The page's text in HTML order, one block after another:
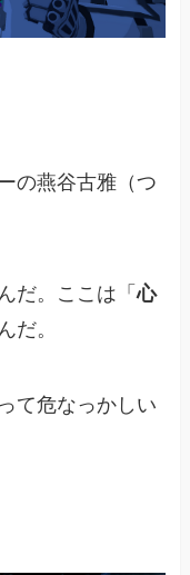
の燕谷古雅（つ
だ。ここは「心
だ。
て危なっかしい